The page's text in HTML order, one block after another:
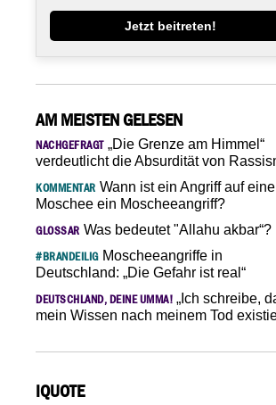
Jetzt beitreten!
AM MEISTEN GELESEN
NACHGEFRAGT„Die Grenze am Himmel“
verdeutlicht die Absurdität von
KOMMENTAR Wann ist ein Angriff auf eine
Moschee ein Moscheeangriff?
GLOSSAR Was bedeutet "Allahu akbar“?
#BRANDEILIGMoscheeangriffe in
Deutschland: „Die Gefahr ist real“
DEUTSCHLAND, DEINE UMMA! „Ich schreibe,
mein Wissen nach meinem Tod
IQUOTE